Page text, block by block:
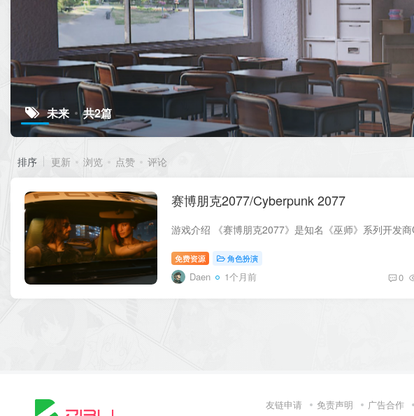
未来 共2篇
排序 更新 浏览 点赞 评论
赛博朋克2077/Cyberpunk 2077
免费资源 角色扮演
Daen 1个月前 0
友链申请 免责声明 广告合作